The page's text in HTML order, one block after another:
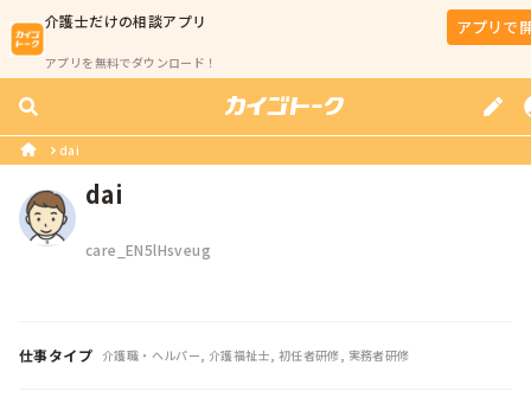
介護士だけの相談アプリ
アプリを無料でダウンロード！
アプリで
dai
dai
care_EN5lHsveug
仕事タイプ 介護職・ヘルパー, 介護福祉士, 初任者研修, 実務者研修